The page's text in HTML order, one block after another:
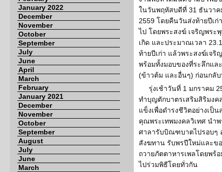
January 2022
December
November
October
September
July
June
April
March
February
January 2021
December
November
October
September
August
July
June
March
ในวันพฤหัสบดีที่ 31 ธันวา
2559 โดยคืนวันส่งท้ายปีเก่
ไป โดยพระสงฆ์ เจริญพระ
เกิด และประมาณเวลา
ท้ายปีเก่า แล้วพระสงฆ์เจ
พร้อมทั้งมอบของที่ระลึกแล
(ข้าวต้ม และอื่นๆ) ก่อนกลั
รุ่งเช้าวันที่ 1 มกราคม
ทำบุญตักบาตรเสริมสิริมงค
แข็งเพื่อดำรงชีวิตอย่างเป็
คุณพระเทพมงคลวิเทศ นำ
ศาลารับบิณฑบาตไปรอบๆ
สังฆทาน รับพรปีใหม่และข
ถวายภัตตาหารเพลโดยพร้
ไปร่วมพิธีโดยทั่วกัน